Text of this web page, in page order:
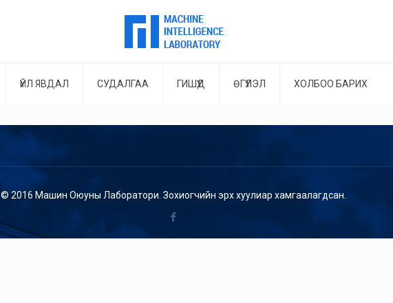
ҮЙЛ ЯВДАЛ СУДАЛГАА ГИШҮҮД ӨГҮҮЛЭЛ ХОЛБОО БАРИХ
© 2016 Машин Оюуны Лаборатори. Зохиогчийн эрх хуулиар хамгаалагдсан.